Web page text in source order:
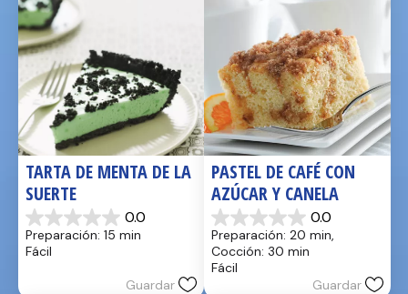
TARTA DE MENTA DE LA
SUERTE
0.0
0.0
de
5
Preparación: 15 min
Fácil
Guardar
PASTEL DE CAFÉ CON
AZÚCAR Y CANELA
0.0
0.0
de
5
estrellas.
Preparación: 20 min,
Cocción: 30 min
Fácil
Guardar